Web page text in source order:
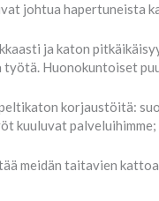
johtua hapertuneista
ja katon
työtä. Huonokuntoiset
korjaustöitä:
kuuluvat
meidän taitavien